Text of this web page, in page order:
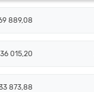
889,08
015,20
873,88